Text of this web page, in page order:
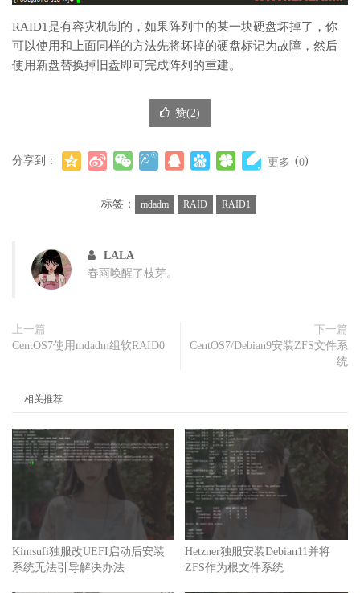
RAID1是有容灾机制的，如果阵列中的某一块硬盘坏掉了，你
可以使用和上面同样的方法先将坏掉的硬盘标记为故障，然后
使用新盘替换掉旧盘即可完成阵列的重建。
赞(2)
分享到： 更多 (0)
标签： mdadm RAID RAID1
LALA
春雨唤醒了枝芽。
上一篇
CentOS7使用mdadm组软RAID0
下一篇
CentOS7/Debian9安装ZFS文件系
统
相关推荐
Kimsufi独服改UEFI启动后安装
系统无法引导解决办法
Hetzner独服安装Debian11并将
ZFS作为根文件系统